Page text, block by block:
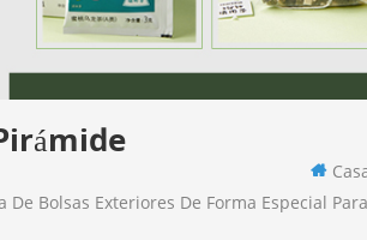
Bolsas Exteriores De Forma Especial